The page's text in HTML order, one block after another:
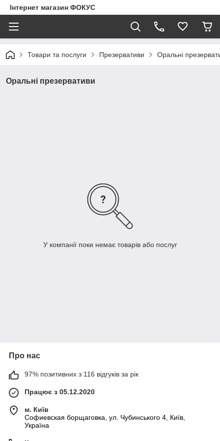
Інтернет магазин ФОКУС
Товари та послуги Презервативи Оральні
Оральні презервативи
У компанії поки немає товарів або послуг
Про нас
97% позитивних з 116 відгуків за рік
Працює з 05.12.2020
м. Київ
Софиевская борщаговка, ул. Чубинського 4, Київ,
Україна